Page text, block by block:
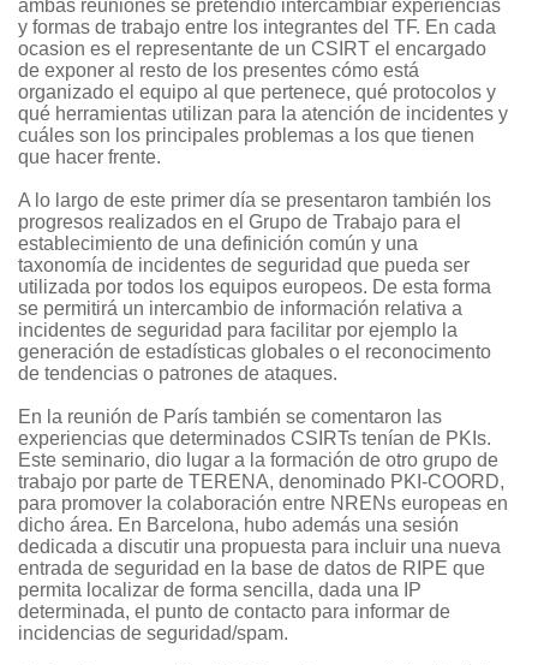
ambas reuniones se pretendió intercambiar experiencias
y formas de trabajo entre los integrantes del TF. En cada
ocasion es el representante de un CSIRT el encargado
de exponer al resto de los presentes cómo está
organizado el equipo al que pertenece, qué protocolos y
qué herramientas utilizan para la atención de incidentes y
cuáles son los principales problemas a los que tienen
que hacer frente.
A lo largo de este primer día se presentaron también los
progresos realizados en el Grupo de Trabajo para el
establecimiento de una definición común y una
taxonomía de incidentes de seguridad que pueda ser
utilizada por todos los equipos europeos. De esta forma
se permitirá un intercambio de información relativa a
incidentes de seguridad para facilitar por ejemplo la
generación de estadísticas globales o el reconocimento
de tendencias o patrones de ataques.
En la reunión de París también se comentaron las
experiencias que determinados CSIRTs tenían de PKIs.
Este seminario, dio lugar a la formación de otro grupo de
trabajo por parte de TERENA, denominado PKI-COORD,
para promover la colaboración entre NRENs europeas en
dicho área. En Barcelona, hubo además una sesión
dedicada a discutir una propuesta para incluir una nueva
entrada de seguridad en la base de datos de RIPE que
permita localizar de forma sencilla, dada una IP
determinada, el punto de contacto para informar de
incidencias de seguridad/spam.